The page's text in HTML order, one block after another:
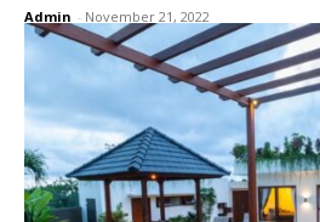
Admin - November 21, 2022